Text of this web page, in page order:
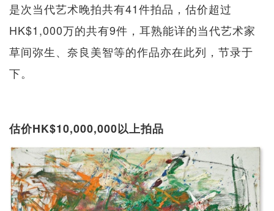
是次当代艺术晚拍共有41件拍品，估价超过
HK$1,000万的共有9件，耳熟能详的当代艺术家
草间弥生、奈良美智等的作品亦在此列，节录于
下。
估价HK$10,000,000以上拍品